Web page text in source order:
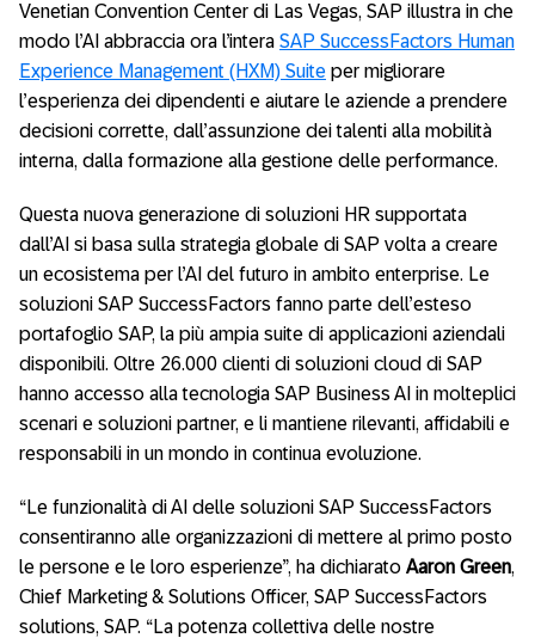
Venetian Convention Center di Las Vegas, SAP illustra in che
modo l’AI abbraccia ora l’intera SAP SuccessFactors Human
Experience Management (HXM) Suite per migliorare
l’esperienza dei dipendenti e aiutare le aziende a prendere
decisioni corrette, dall’assunzione dei talenti alla mobilità
interna, dalla formazione alla gestione delle performance.
Questa nuova generazione di soluzioni HR supportata
dall’AI si basa sulla strategia globale di SAP volta a creare
un ecosistema per l’AI del futuro in ambito enterprise. Le
soluzioni SAP SuccessFactors fanno parte dell’esteso
portafoglio SAP, la più ampia suite di applicazioni aziendali
disponibili. Oltre 26.000 clienti di soluzioni cloud di SAP
hanno accesso alla tecnologia SAP Business AI in molteplici
scenari e soluzioni partner, e li mantiene rilevanti, affidabili e
responsabili in un mondo in continua evoluzione.
“Le funzionalità di AI delle soluzioni SAP SuccessFactors
consentiranno alle organizzazioni di mettere al primo posto
le persone e le loro esperienze”, ha dichiarato Aaron Green,
Chief Marketing & Solutions Officer, SAP SuccessFactors
solutions, SAP. “La potenza collettiva delle nostre